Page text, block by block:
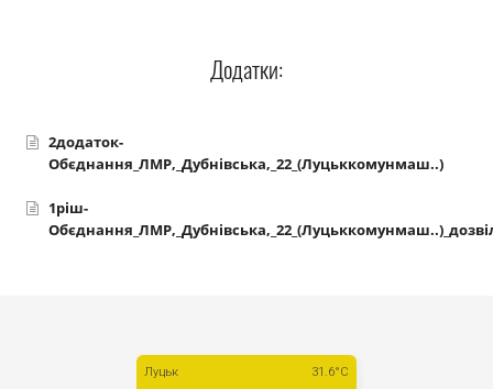
Додатки:
2додаток-
Обєднання_ЛМР,_Дубнівська,_22_(Луцьккомунмаш..)
1ріш-